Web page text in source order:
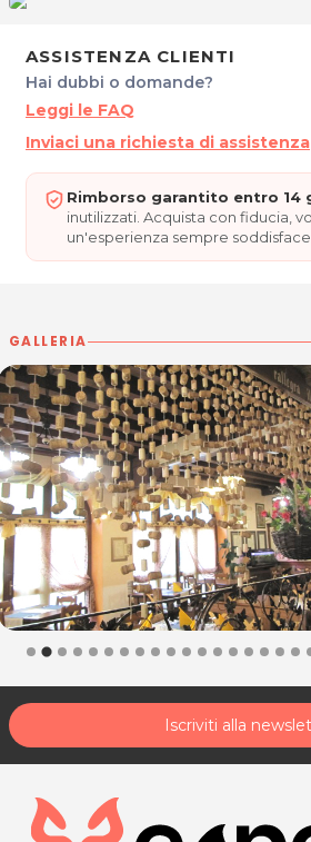
Per ulteriori informazioni sull'offerta o
scrivi a
posta@espevia.it
ASSISTENZA CLIENTI
Hai dubbi o domande?
Leggi le FAQ
Inviaci una richiesta di assistenza
Rimborso garantito entro 14
inutilizzati. Acquista con fiducia,
un'esperienza sempre
GALLERIA
Iscriviti alla